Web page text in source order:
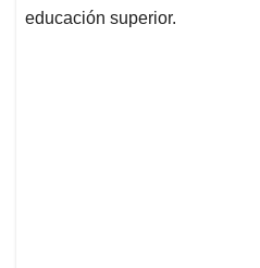
educación superior.